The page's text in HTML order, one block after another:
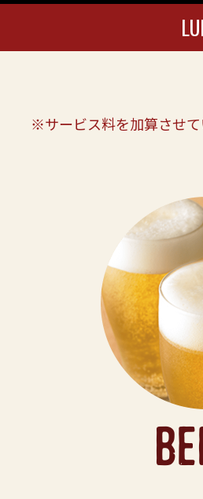
※サービス料を加算させて